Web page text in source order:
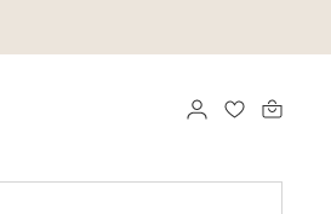
FAVORITER
LOGGA IN